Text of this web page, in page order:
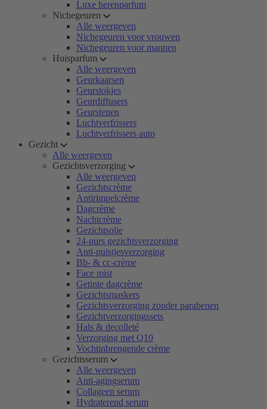
Luxe herenparfum
Nichegeuren
Alle weergeven
Nichegeuren voor vrouwen
Nichegeuren voor mannen
Huisparfum
Alle weergeven
Geurkaarsen
Geurstokjes
Geurdiffusers
Geurstenen
Luchtverfrissers
Luchtverfrissers auto
Gezicht
Alle weergeven
Gezichtsverzorging
Alle weergeven
Gezichtscrème
Antirimpelcrème
Dagcrème
Nachtcrème
Gezichtsolie
24-uurs gezichtsverzorging
Anti-puistjesverzorging
Bb- & cc-crème
Face mist
Getinte dagcrème
Gezichtsmaskers
Gezichtsverzorging zonder parabenen
Gezichtverzorgingssets
Hals & decolleté
Verzorging met Q10
Vochtinbrengende crème
Gezichtsserum
Alle weergeven
Anti-agingserum
Collageen serum
Hydraterend serum